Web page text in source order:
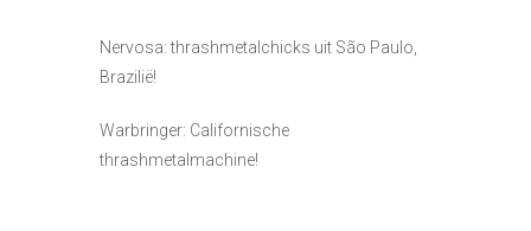
Nervosa: thrashmetalchicks uit São Paulo,
Brazilië!
Warbringer: Californische
thrashmetalmachine!